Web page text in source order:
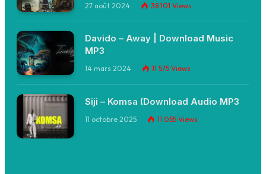
27 août 2024 38 101 Views
Davido – Away | Download Music
MP3
14 mars 2024 11 575 Views
Siji – Komsa (Download Audio MP3
11 octobre 2025 11 055 Views